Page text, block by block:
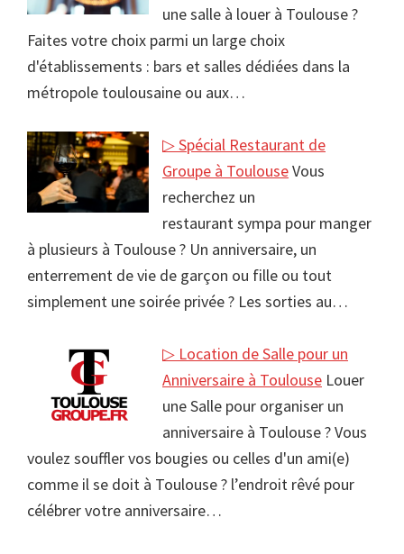
une salle à louer à Toulouse ?
Faites votre choix parmi un large choix
d'établissements : bars et salles dédiées dans la
métropole toulousaine ou aux…
▷ Spécial Restaurant de
Groupe à ToulouseVous
recherchez un
restaurant sympa pour manger
à plusieurs à Toulouse ? Un anniversaire, un
enterrement de vie de garçon ou fille ou tout
simplement une soirée privée ? Les sorties au…
▷ Location de Salle pour un
Anniversaire à Toulouse Louer
une Salle pour organiser un
anniversaire à Toulouse ? Vous
voulez souffler vos bougies ou celles d'un ami(e)
comme il se doit à Toulouse ? l’endroit rêvé pour
célébrer votre anniversaire…